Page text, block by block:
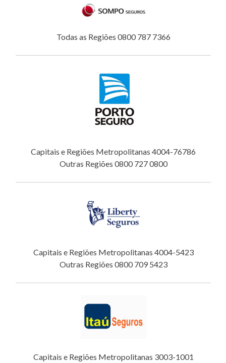
Todas as Regiões 0800 787 7366
Capitais e Regiões Metropolitanas 4004-76786
Outras Regiões 0800 727 0800
Capitais e Regiões Metropolitanas 4004-5423
Outras Regiões 0800 709 5423
Capitais e Regiões Metropolitanas 3003-1001